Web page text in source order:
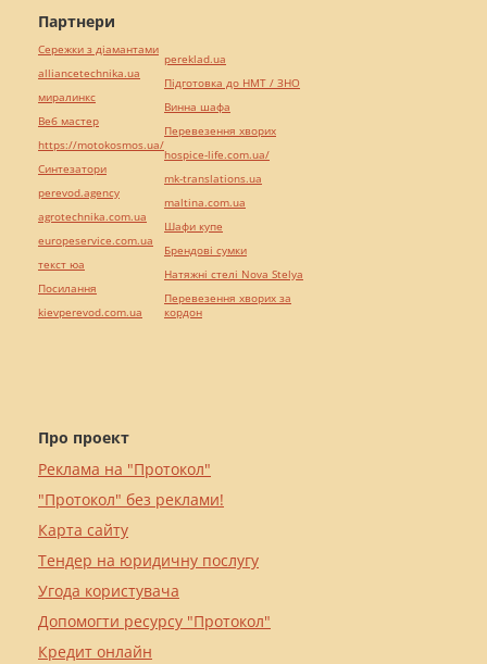
Про проект
Реклама на "Протокол"
"Протокол" без реклами!
Карта сайту
Тендер на юридичну послугу
Угода користувача
Допомогти ресурсу "Протокол"
Кредит онлайн
Партнери
Сережки з діамантами
alliancetechnika.ua
миралинкс
Веб мастер
https://motokosmos.ua/
Синтезатори
perevod.agency
agrotechnika.com.ua
europeservice.com.ua
текст юа
Посилання
kievperevod.com.ua
pereklad.ua
Підготовка до НМТ / ЗНО
Винна шафа
Перевезення хворих
hospice-life.com.ua/
mk-translations.ua
maltina.com.ua
Шафи купе
Брендові сумки
Натяжні стелі Nova Stelya
Перевезення хворих за
кордон